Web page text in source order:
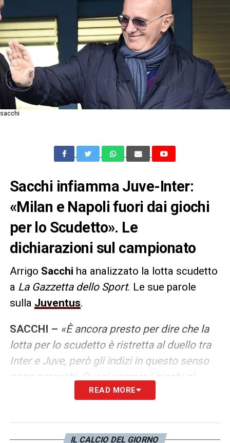
sacchi
Sacchi infiamma Juve-Inter:
«Milan e Napoli fuori dai giochi
per lo Scudetto». Le
dichiarazioni sul campionato
Arrigo Sacchi ha analizzato la lotta scudetto
a La Gazzetta dello Sport. Le sue parole
sulla Juventus.
SACCHI – «È ancora presto per dire che la
lotta per lo scudetto è ristretta al duello tra
Inter e Juve, però gli indizi in questo senso
sono parecchi. Quasi sempre i giochi si
decidono tra marzo e aprile, quando le
e possono togliere energie, ma i nerazzurri e
i bianconeri, finora, hanno dimostrato una
READ MORE
IL CALCIO DEL GIORNO